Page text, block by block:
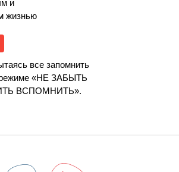
все запомнить
режиме «НЕ ЗАБЫТЬ
ВСПОМНИТЬ».
и
жизнью